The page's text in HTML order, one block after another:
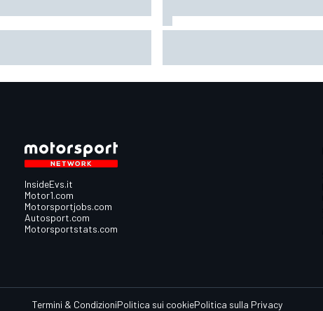
InsideEvs.it
Motor1.com
Motorsportjobs.com
Autosport.com
Motorsportstats.com
Termini & CondizioniPolitica sui cookiePolitica sulla Privacy